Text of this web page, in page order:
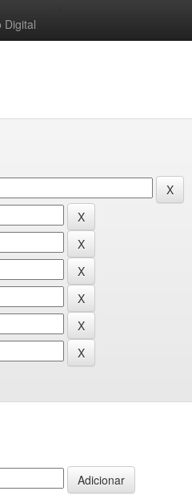
Digital